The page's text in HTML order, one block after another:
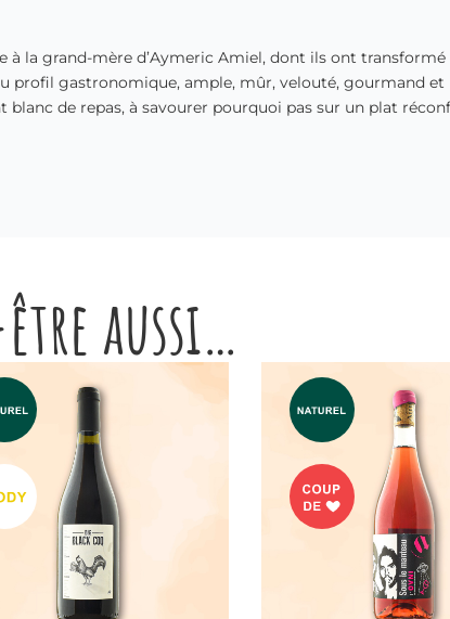
à la grand-mère d’Aymeric Amiel, dont ils ont transformé
profil gastronomique, ample, mûr, velouté, gourmand et
blanc de repas, à savourer pourquoi pas sur un plat
aussi…